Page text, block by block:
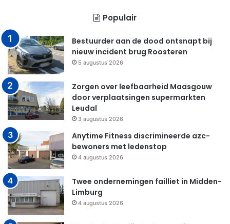
Populair
Bestuurder aan de dood ontsnapt bij
nieuw incident brug Roosteren
5 augustus 2026
Zorgen over leefbaarheid Maasgouw
door verplaatsingen supermarkten
Leudal
3 augustus 2026
Anytime Fitness discrimineerde azc-
bewoners met ledenstop
4 augustus 2026
Twee ondernemingen failliet in Midden-
Limburg
4 augustus 2026